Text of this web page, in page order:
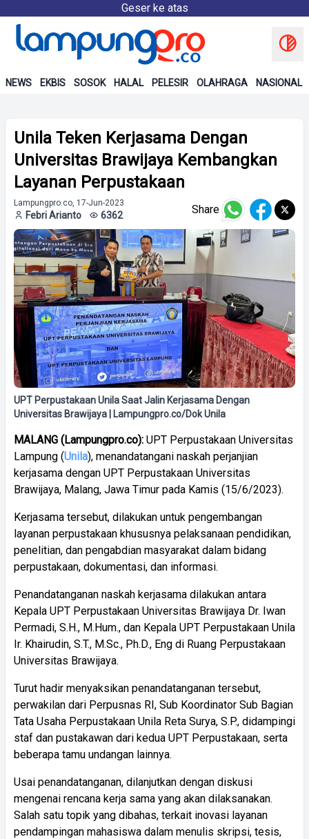
Geser ke atas
NEWS EKBIS SOSOK HALAL PELESIR OLAHRAGA NASIONAL
Unila Teken Kerjasama Dengan
Universitas Brawijaya Kembangkan
Layanan Perpustakaan
Lampungpro.co, 17-Jun-2023
Febri Arianto 6362 Share
UPT Perpustakaan Unila Saat Jalin Kerjasama Dengan
Universitas Brawijaya | Lampungpro.co/Dok Unila
MALANG (Lampungpro.co): UPT Perpustakaan Universitas
Lampung (Unila), menandatangani naskah perjanjian
kerjasama dengan UPT Perpustakaan Universitas
Brawijaya, Malang, Jawa Timur pada Kamis (15/6/2023).
Kerjasama tersebut, dilakukan untuk pengembangan
layanan perpustakaan khususnya pelaksanaan pendidikan,
penelitian, dan pengabdian masyarakat dalam bidang
perpustakaan, dokumentasi, dan informasi.
Penandatanganan naskah kerjasama dilakukan antara
Kepala UPT Perpustakaan Universitas Brawijaya Dr. Iwan
Permadi, S.H., M.Hum., dan Kepala UPT Perpustakaan Unila
Ir. Khairudin, S.T., M.Sc., Ph.D., Eng di Ruang Perpustakaan
Universitas Brawijaya.
Turut hadir menyaksikan penandatanganan tersebut,
perwakilan dari Perpusnas RI, Sub Koordinator Sub Bagian
Tata Usaha Perpustakaan Unila Reta Surya, S.P., didampingi
staf dan pustakawan dari kedua UPT Perpustakaan, serta
beberapa tamu undangan lainnya.
Usai penandatanganan, dilanjutkan dengan diskusi
mengenai rencana kerja sama yang akan dilaksanakan.
Salah satu topik yang dibahas, terkait inovasi layanan
pendampingan mahasiswa dalam menulis skripsi, tesis,